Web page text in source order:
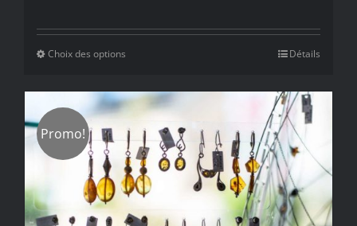
prix :
à
799€
Choix des options Détails
Promo!